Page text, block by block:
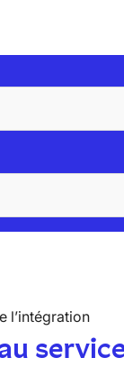
l’intégration